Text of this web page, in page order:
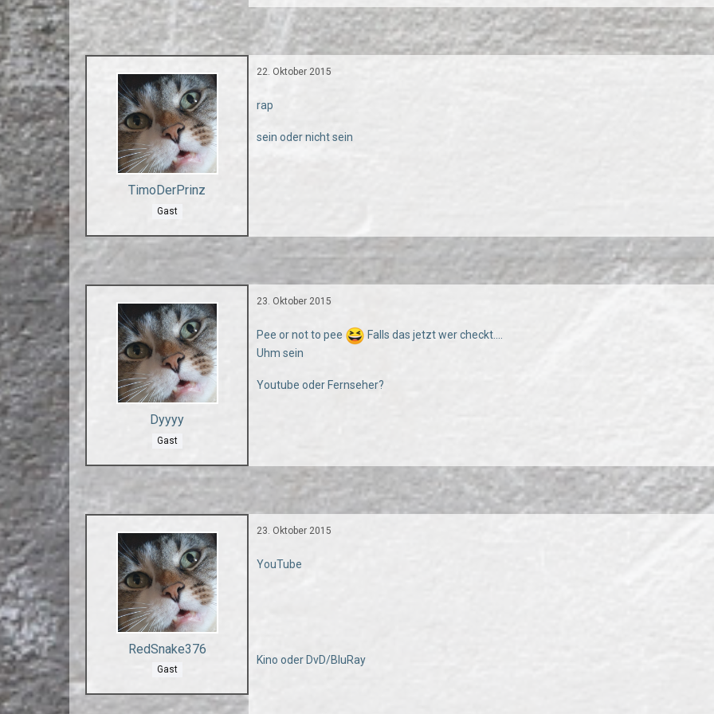
TimoDerPrinz
Gast
22. Oktober 2015
rap
sein oder nicht sein
Dyyyy
Gast
23. Oktober 2015
Pee or not to pee
Falls das jetzt wer checkt....
Uhm sein
Youtube oder Fernseher?
RedSnake376
Gast
23. Oktober 2015
YouTube
Kino oder DvD/BluRay